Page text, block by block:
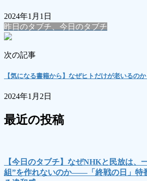
2024年1月1日
昨日のタブチ、今日のタブチ
次の記事
【気になる書籍から】なぜヒトだけが老いるのか
2024年1月2日
最近の投稿
【今日のタブチ】なぜNHKと民放は、
組”を作れないのか――「終戦の日」特